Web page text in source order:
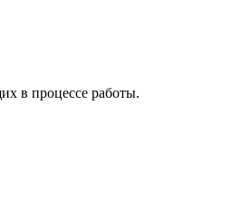
в процессе работы.